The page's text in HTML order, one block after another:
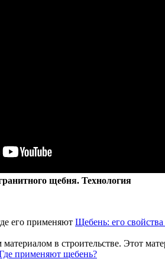
щебня. Технология
Щебень: его
в строительстве. Этот
применяют щебень?